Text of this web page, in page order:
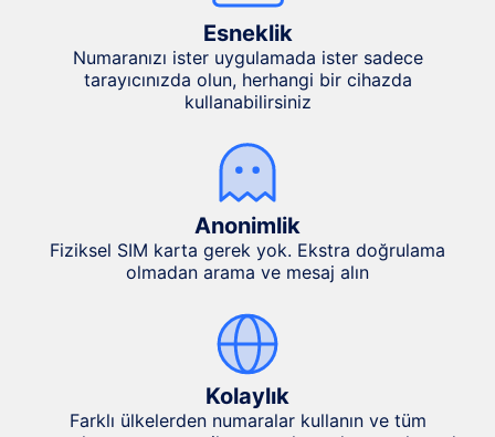
Esneklik
Numaranızı ister uygulamada ister sadece
tarayıcınızda olun, herhangi bir cihazda
kullanabilirsiniz
Anonimlik
Fiziksel SIM karta gerek yok. Ekstra doğrulama
olmadan arama ve mesaj alın
Kolaylık
Farklı ülkelerden numaralar kullanın ve tüm